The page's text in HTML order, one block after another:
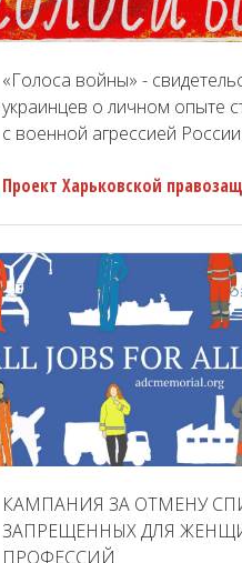
«Голоса войны» -
украинцев о личном опыте
с военной агрессией России
Проект Харьковской
КАМПАНИЯ ЗА ОТМЕНУ
ЗАПРЕЩЕННЫХ ДЛЯ
ПРОФЕССИЙ